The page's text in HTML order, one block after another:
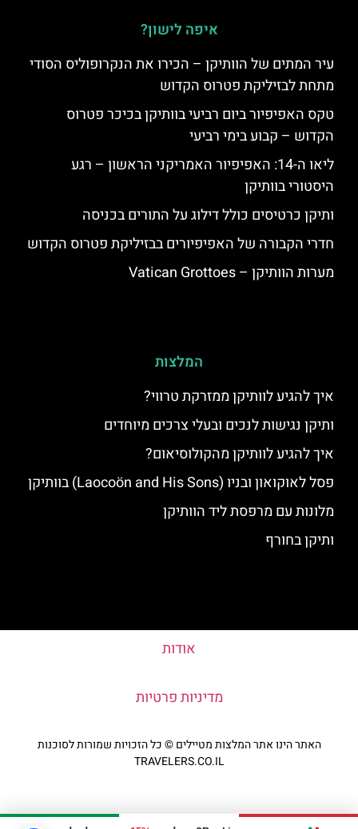
איפה לישון?
עיר המתים של הוותיקן – הכירו את הנקרופוליס הסודי
מתחת לבזיליקת פטרוס הקדוש
טקס האפיפיור ביום רביעי בוותיקן בכיכר פטרוס
הקדוש – קבוע בימי רביעי
ליאו ה-14: האפיפיור האמריקני הראשון – רגע
היסטורי בוותיקן
ותיקן כרטיסים כולל דילוג על התורים בכניסה
חדרי הקבורה של האפיפיורים בבזיליקת פטרוס הקדוש
מערות הוותיקן – Vatican Grottoes
המלצות
איך להגיע לוותיקן ממזרקת טרווי?
ותיקן נגישות לנכים ובעלי צרכים מיוחדים
איך להגיע לוותיקן מהקולוסיאום?
פסל לאוקואון ובניו (Laocoön and His Sons) בוותיקן
מלונות עם מרפסת ליד הוותיקן
ותיקן בחורף
אודות
מדיניות פרטיות
האתר הינו אתר המלצות מטיילים © כל הזכויות שמורות לסוכנות
TRAVELERS.CO.IL